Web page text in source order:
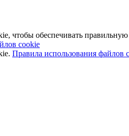
чтобы обеспечивать правильную
cookie
Правила использования файлов